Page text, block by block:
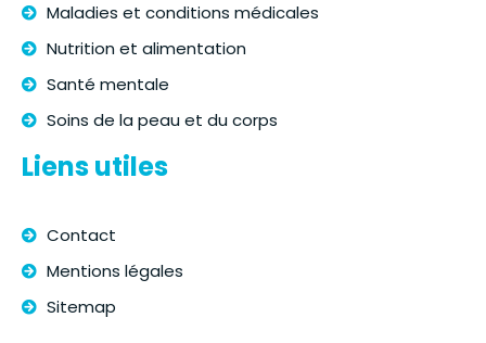
Maladies et conditions médicales
Nutrition et alimentation
Santé mentale
Soins de la peau et du corps
Liens utiles
Contact
Mentions légales
Sitemap